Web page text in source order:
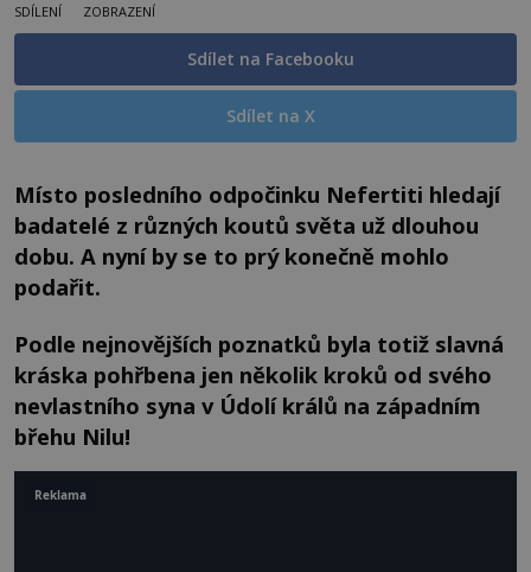
SDÍLENÍ ZOBRAZENÍ
Sdílet na Facebooku
Sdílet na X
Místo posledního odpočinku Nefertiti hledají
badatelé z různých koutů světa už dlouhou
dobu. A nyní by se to prý konečně mohlo
podařit.
Podle nejnovějších poznatků byla totiž slavná
kráska pohřbena jen několik kroků od svého
nevlastního syna v Údolí králů na západním
břehu Nilu!
Reklama